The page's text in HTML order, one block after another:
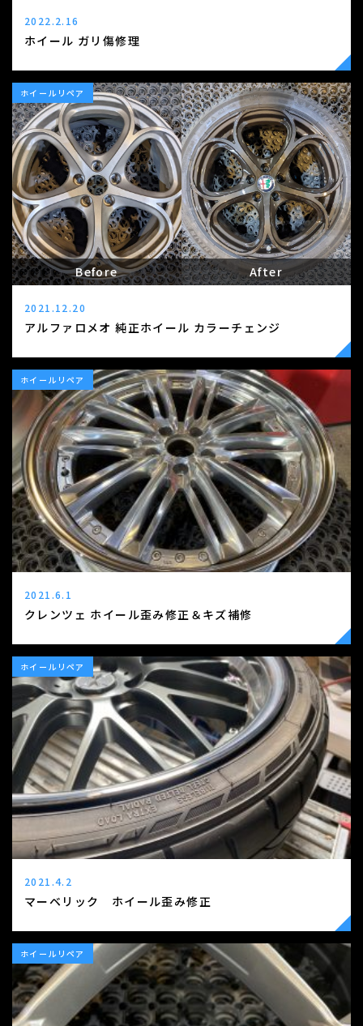
2022.2.16
ホイール ガリ傷修理
ホイールリペア
Before After
2021.12.20
アルファロメオ 純正ホイール カラーチェンジ
ホイールリペア
2021.6.1
クレンツェ ホイール歪み修正＆キズ補修
ホイールリペア
2021.4.2
マーベリック ホイール歪み修正
ホイールリペア